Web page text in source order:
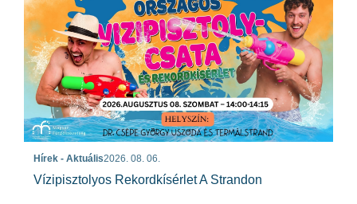
Hírek - Aktuális2026. 08. 06.
Vízipisztolyos Rekordkísérlet A Strandon